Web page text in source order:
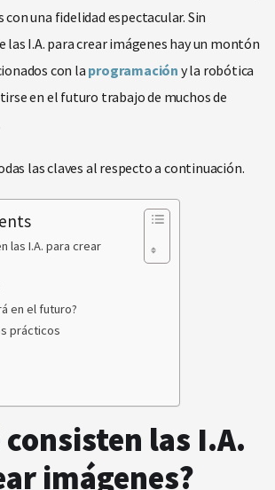
una fidelidad espectacular. Sin
las I.A. para crear imágenes hay un montón
con la programación y la robótica
en el futuro trabajo de muchos de
las claves al respecto a continuación.
las I.A. para crear
en el futuro?
prácticos
consisten las I.A.
imágenes?